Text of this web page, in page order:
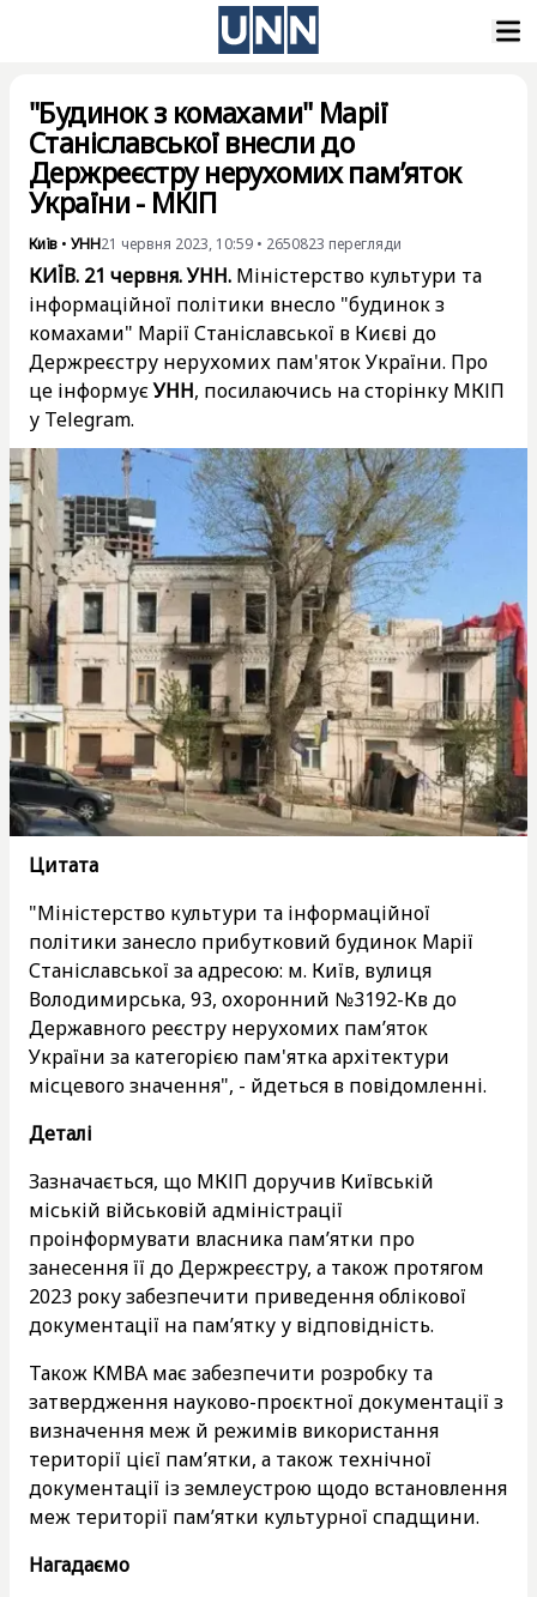
"Будинок з комахами" Марії
Станіславської внесли до
Держреєстру нерухомих пам’яток
України - МКІП
Київ • УНН21 червня 2023, 10:59 • 2650823 перегляди
КИЇВ. 21 червня. УНН. Міністерство культури та
інформаційної політики внесло "будинок з
комахами" Марії Станіславської в Києві до
Держреєстру нерухомих пам'яток України. Про
це інформуєУНН, посилаючись на сторінку МКІП
у Telegram.
Цитата
"Міністерство культури та інформаційної
політики занесло прибутковий будинок Марії
Станіславської за адресою: м. Київ, вулиця
Володимирська, 93, охоронний №3192-Кв до
Державного реєстру нерухомих пам’яток
України за категорією пам'ятка архітектури
місцевого значення", - йдеться в повідомленні.
Деталі
Зазначається, що МКІП доручив Київській
міській військовій адміністрації
проінформувати власника пам’ятки про
занесення її до Держреєстру, а також протягом
2023 року забезпечити приведення облікової
документації на пам’ятку у відповідність.
Також КМВА має забезпечити розробку та
затвердження науково-проєктної документації з
визначення меж й режимів використання
території цієї пам’ятки, а також технічної
документації із землеустрою щодо встановлення
меж території пам’ятки культурної спадщини.
Нагадаємо